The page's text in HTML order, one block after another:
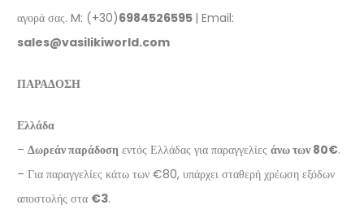
αγορά σας. M: (+30)6984526595 | Email:
sales@vasilikiworld.com
ΠΑΡΑΔΟΣΗ
Ελλάδα
– Δωρεάν παράδοση εντός Ελλάδας για παραγγελίες άνω των 80€.
– Για παραγγελίες κάτω των €80, υπάρχει σταθερή χρέωση εξόδων
αποστολής στα €3.